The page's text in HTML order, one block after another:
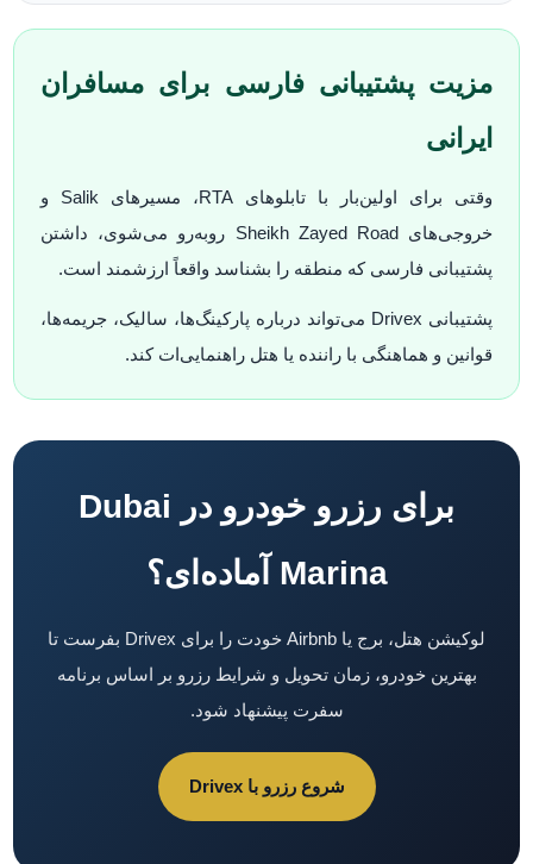
مزیت پشتیبانی فارسی برای مسافران
ایرانی
وقتی برای اولین‌بار با تابلوهای RTA، مسیرهای Salik و
خروجی‌های Sheikh Zayed Road روبه‌رو می‌شوی، داشتن
پشتیبانی فارسی که منطقه را بشناسد واقعاً ارزشمند است.
پشتیبانی Drivex می‌تواند درباره پارکینگ‌ها، سالیک، جریمه‌ها،
قوانین و هماهنگی با راننده یا هتل راهنمایی‌ات کند.
برای رزرو خودرو در Dubai
Marina آماده‌ای؟
لوکیشن هتل، برج یا Airbnb خودت را برای Drivex بفرست تا
بهترین خودرو، زمان تحویل و شرایط رزرو بر اساس برنامه
سفرت پیشنهاد شود.
شروع رزرو با Drivex